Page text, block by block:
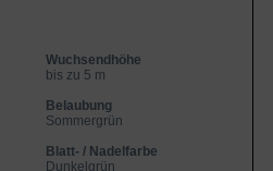
Wuchsendhöhe
bis zu 5 m
Belaubung
Sommergrün
Blatt- / Nadelfarbe
Dunkelgrün